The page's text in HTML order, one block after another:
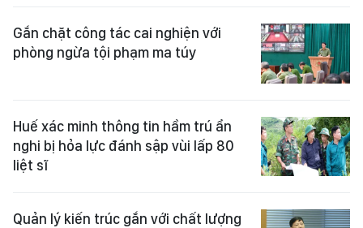
Gắn chặt công tác cai nghiện với
phòng ngừa tội phạm ma túy
Huế xác minh thông tin hầm trú ẩn
nghi bị hỏa lực đánh sập vùi lấp 80
liệt sĩ
Quản lý kiến trúc gắn với chất lượng